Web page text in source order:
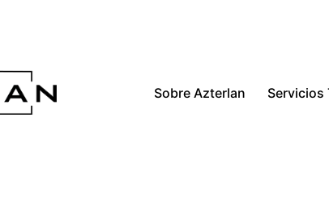
Sobre Azterlan Servicios